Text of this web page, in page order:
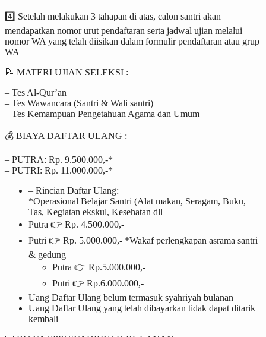
4️⃣ Setelah melakukan 3 tahapan di atas, calon santri akan
mendapatkan nomor urut pendaftaran serta jadwal ujian melalui
nomor WA yang telah diisikan dalam formulir pendaftaran atau grup
WA
📝 MATERI UJIAN SELEKSI :
– Tes Al-Qur’an
– Tes Wawancara (Santri & Wali santri)
– Tes Kemampuan Pengetahuan Agama dan Umum
💰 BIAYA DAFTAR ULANG :
– PUTRA: Rp. 9.500.000,-*
– PUTRI: Rp. 11.000.000,-*
– Rincian Daftar Ulang:
*Operasional Belajar Santri (Alat makan, Seragam, Buku,
Tas, Kegiatan ekskul, Kesehatan dll
Putra 👉 Rp. 4.500.000,-
Putri 👉 Rp. 5.000.000,- *Wakaf perlengkapan asrama santri
& gedung
Putra 👉 Rp.5.000.000,-
Putri 👉 Rp.6.000.000,-
Uang Daftar Ulang belum termasuk syahriyah bulanan
Uang Daftar Ulang yang telah dibayarkan tidak dapat ditarik
kembali